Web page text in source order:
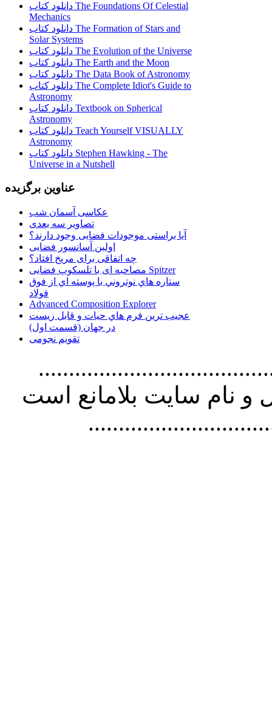
دانلود کتاب The Foundations Of Celestial
Mechanics
دانلود کتاب The Formation of Stars and
Solar Systems
دانلود کتاب The Evolution of the Universe
دانلود کتاب The Earth and the Moon
دانلود کتاب The Data Book of Astronomy
دانلود کتاب The Complete Idiot's Guide to
Astronomy
دانلود کتاب Textbook on Spherical
Astronomy
دانلود کتاب Teach Yourself VISUALLY
Astronomy
دانلود کتاب Stephen Hawking - The
Universe in a Nutshell
عناوین برگزیده
عکاسی آسمان شب
تصاویر سه بعدی
آیا براستی موجودات فضایی وجود دارند؟
اولین آسانسور فضایی
چه اتفاقی برای مریخ افتاد؟
مصاحبه ای با تلسکوپ فضایی Spitzer
ستاره هاي نوتروني با پوسته اي از فوق
فولاد
Advanced Composition Explorer
عجیب ترین فرم هاي حيات و قابل زيست
در جهان (قسمت اول)
تقویم نجومی
استفاده از
نام سايت بلامانع است